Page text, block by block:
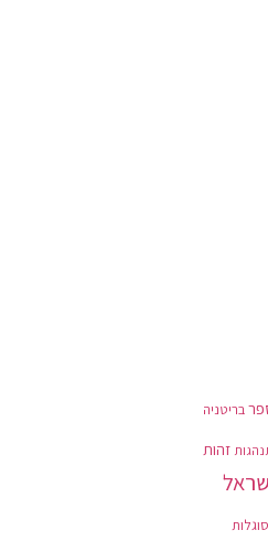
בריטניה
זהות